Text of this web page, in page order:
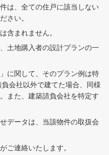
は、全ての住戸に該当しない
さい。
含まれません。
土地購入者の設計プランの一
に関して、そのプラン例は特
会社以外で建てた場合、同様
また、建築請負会社を特定す
データは、当該物件の取扱会
ご連絡いたします。